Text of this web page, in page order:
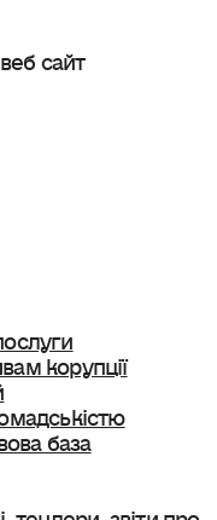
сайт
корупції
база